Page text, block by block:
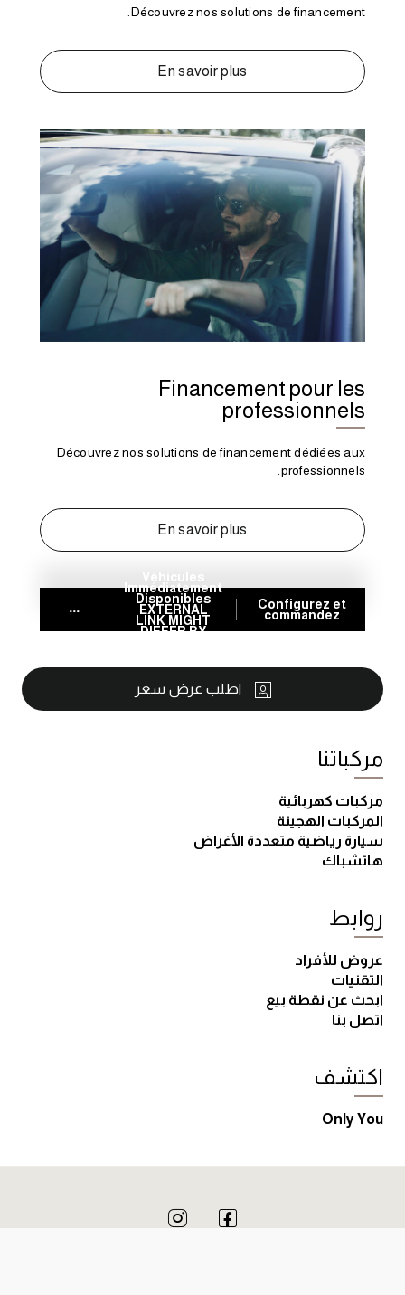
Découvrez nos solutions de financement.
En savoir plus
Financement pour les
professionnels
Découvrez nos solutions de financement dédiées aux
professionnels.
En savoir plus
Configurez et
commandez
Immédiatement
Disponibles
EXTERNAL
LINK MIGHT
DIFFER BY
...
اطلب عرض سعر
مركباتنا
مركبات كهربائية
المركبات الهجينة
سيارة رياضية متعددة الأغراض
هاتشباك
روابط
عروض للأفراد
التقنيات
ابحث عن نقطة بيع
اتصل بنا
اكتشف
Only You